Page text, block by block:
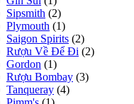
Sipsmith (2)
Plymouth (1)
Saigon Spirits (2)
Rượu Về Để Đi (2)
Gordon (1)
Rượu Bombay (3)
Tanqueray (4)